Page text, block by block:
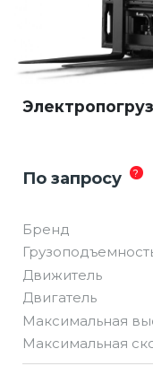
По запросу ?
Бренд
Движитель
Двигатель
Максимальная
Максимальная